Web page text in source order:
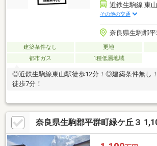
近鉄生駒線 東
その他の交通
奈良県生駒郡
建築条件なし 更地
都市ガス
1種低層地域
◎近鉄生駒線東山駅徒歩12分！◎建築条件無し
徒歩7分！
奈良県生駒郡平群町緑ケ丘３